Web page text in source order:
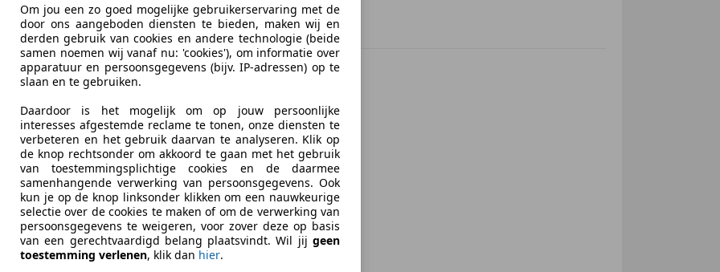
Leeggewicht
0,22 kg
Om jou een zo goed mogelijke gebruikerservaring met de
door ons aangeboden diensten te bieden, maken wij en
derden gebruik van cookies en andere technologie (beide
samen noemen wij vanaf nu: 'cookies'), om informatie over
apparatuur en persoonsgegevens (bijv. IP-adressen) op te
slaan en te gebruiken.
Daardoor is het mogelijk om op jouw persoonlijke
interesses afgestemde reclame te tonen, onze diensten te
verbeteren en het gebruik daarvan te analyseren. Klik op
de knop rechtsonder om akkoord te gaan met het gebruik
van toestemmingsplichtige cookies en de daarmee
samenhangende verwerking van persoonsgegevens. Ook
kun je op de knop linksonder klikken om een nauwkeurige
selectie over de cookies te maken of om de verwerking van
persoonsgegevens te weigeren, voor zover deze op basis
van een gerechtvaardigd belang plaatsvindt. Wil jij geen
toestemming verlenen, klik dan hier.